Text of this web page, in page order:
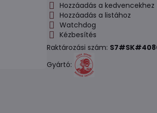
Hozzáadás a kedvencekhez
Hozzáadás a listához
Watchdog
Kézbesítés
Raktározási szám:
Gyártó: